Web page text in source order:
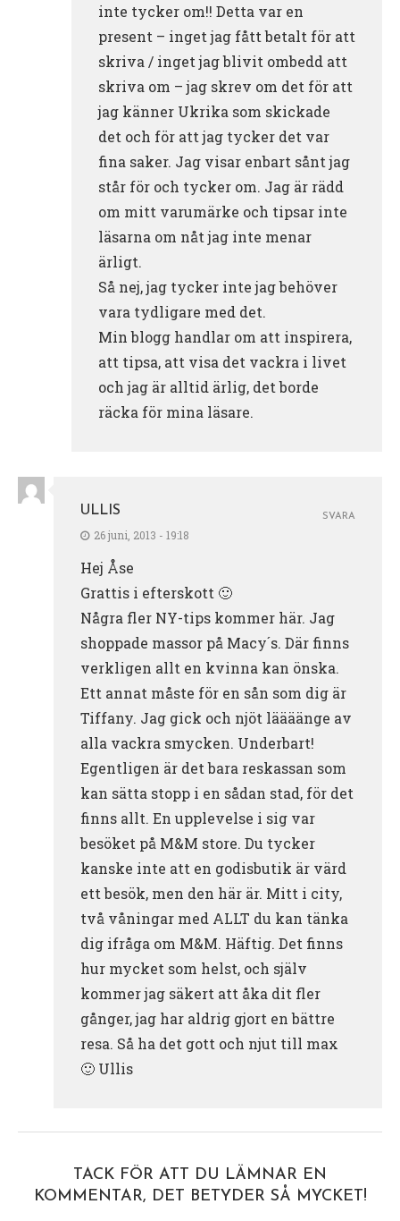
inte tycker om!! Detta var en
present – inget jag fått betalt för att
skriva / inget jag blivit ombedd att
skriva om – jag skrev om det för att
jag känner Ukrika som skickade
det och för att jag tycker det var
fina saker. Jag visar enbart sånt jag
står för och tycker om. Jag är rädd
om mitt varumärke och tipsar inte
läsarna om nåt jag inte menar
ärligt.
Så nej, jag tycker inte jag behöver
vara tydligare med det.
Min blogg handlar om att inspirera,
att tipsa, att visa det vackra i livet
och jag är alltid ärlig, det borde
räcka för mina läsare.
ULLIS
26 juni, 2013 - 19:18
Hej Åse
Grattis i efterskott 🙂
Några fler NY-tips kommer här. Jag
shoppade massor på Macy´s. Där finns
verkligen allt en kvinna kan önska.
Ett annat måste för en sån som dig är
Tiffany. Jag gick och njöt läääänge av
alla vackra smycken. Underbart!
Egentligen är det bara reskassan som
kan sätta stopp i en sådan stad, för det
finns allt. En upplevelse i sig var
besöket på M&M store. Du tycker
kanske inte att en godisbutik är värd
ett besök, men den här är. Mitt i city,
två våningar med ALLT du kan tänka
dig ifråga om M&M. Häftig. Det finns
hur mycket som helst, och själv
kommer jag säkert att åka dit fler
gånger, jag har aldrig gjort en bättre
resa. Så ha det gott och njut till max
🙂 Ullis
SVARA
TACK FÖR ATT DU LÄMNAR EN
KOMMENTAR, DET BETYDER SÅ MYCKET!